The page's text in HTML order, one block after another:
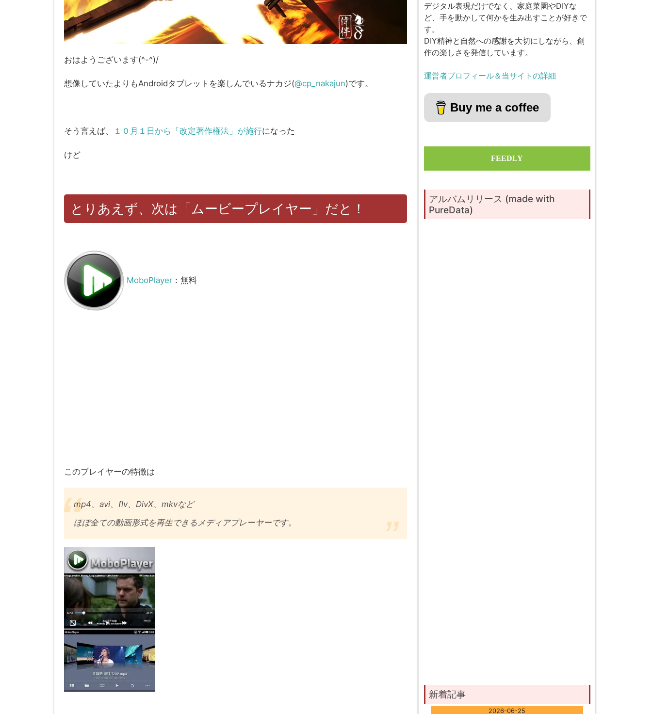
おはようございます(^-^)/
想像していたよりもAndroidタブレットを楽しんでいるナカジ(@cp_nakajun)です。
そう言えば、 １０月１日から「改定著作権法」が施行になった
けど
とりあえず、次は「ムービープレイヤー」だと！
MoboPlayer ：無料
このプレイヤーの特徴は
mp4、avi、flv、DivX、mkvなど
ほぼ全ての動画形式を再生できるメディアプレーヤーです。
デジタル表現だけでなく、家庭菜園やDIYな
ど、手を動かして何かを生み出すことが好きで
す。
DIY精神と自然への感謝を大切にしながら、創
作の楽しさを発信しています。
運営者プロフィール＆当サイトの詳細
Buy me a coffee
FEEDLY
アルバムリリース (made with
PureData)
新着記事
2026-06-25